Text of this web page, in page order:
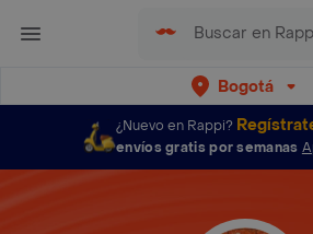
Bogotá
¿Nuevo en Rappi?
envíos gratis por semanas